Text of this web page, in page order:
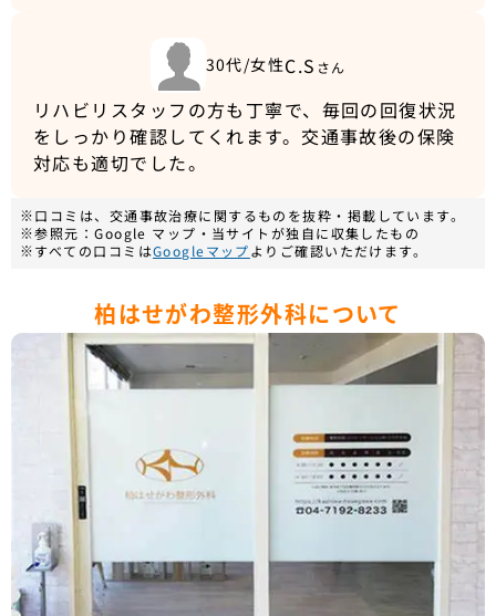
30代/女性C.S さん
リハビリスタッフの方も丁寧で、毎回の回復状況
をしっかり確認してくれます。交通事故後の保険
対応も適切でした。
※口コミは、交通事故治療に関するものを抜粋・掲載しています。
※参照元：Google マップ・当サイトが独自に収集したもの
※すべての口コミはGoogleマップよりご確認いただけます。
柏はせがわ整形外科について